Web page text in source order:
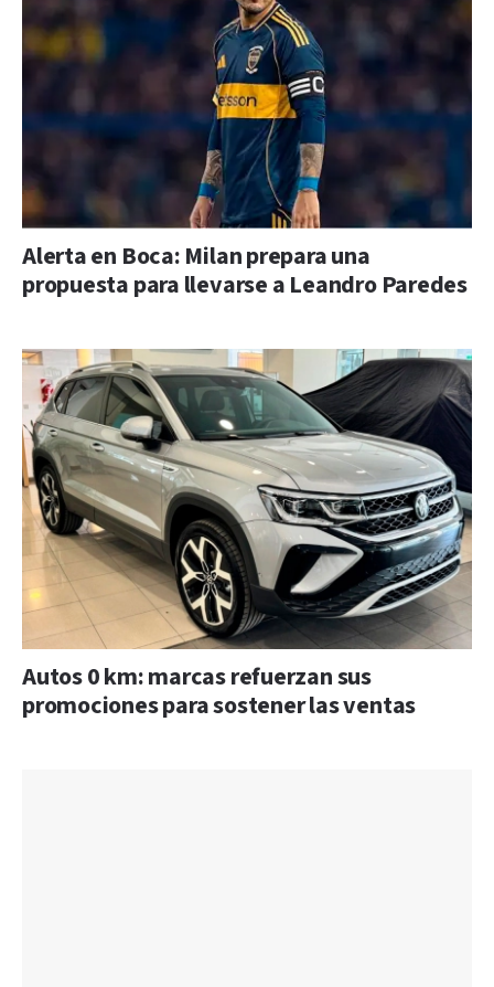
Alerta en Boca: Milan prepara una
propuesta para llevarse a Leandro Paredes
Autos 0 km: marcas refuerzan sus
promociones para sostener las ventas